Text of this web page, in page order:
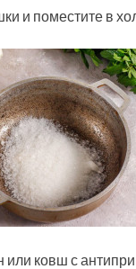
и поместите в
или ковш с